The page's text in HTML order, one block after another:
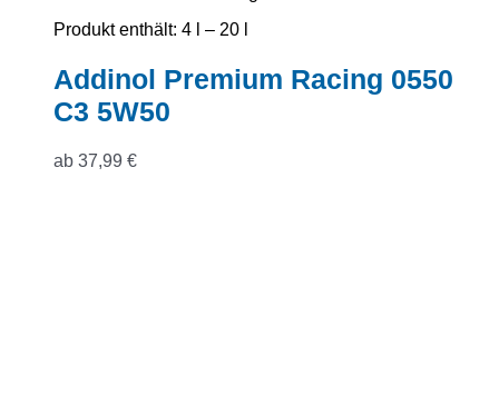
Produkt enthält: 4
– 20
Addinol Premium Racing 0550
C3 5W50
ab 37,99 €